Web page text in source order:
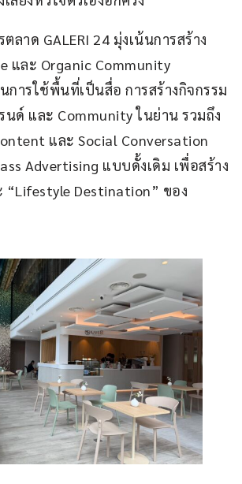
ลาด GALERI 24 มุ่งเน้นการสร้าง
และ Organic Community
การใช้พื้นที่เป็นสื่อ การสร้างกิจกรรม
ด์ และ Community ในย่าน รวมถึง
และ Social Conversation
Advertising แบบดั้งเดิม เพื่อสร้าง
“Lifestyle Destination” ของ